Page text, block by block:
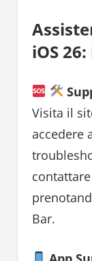
iOS
Visita il
accedere
Bar.